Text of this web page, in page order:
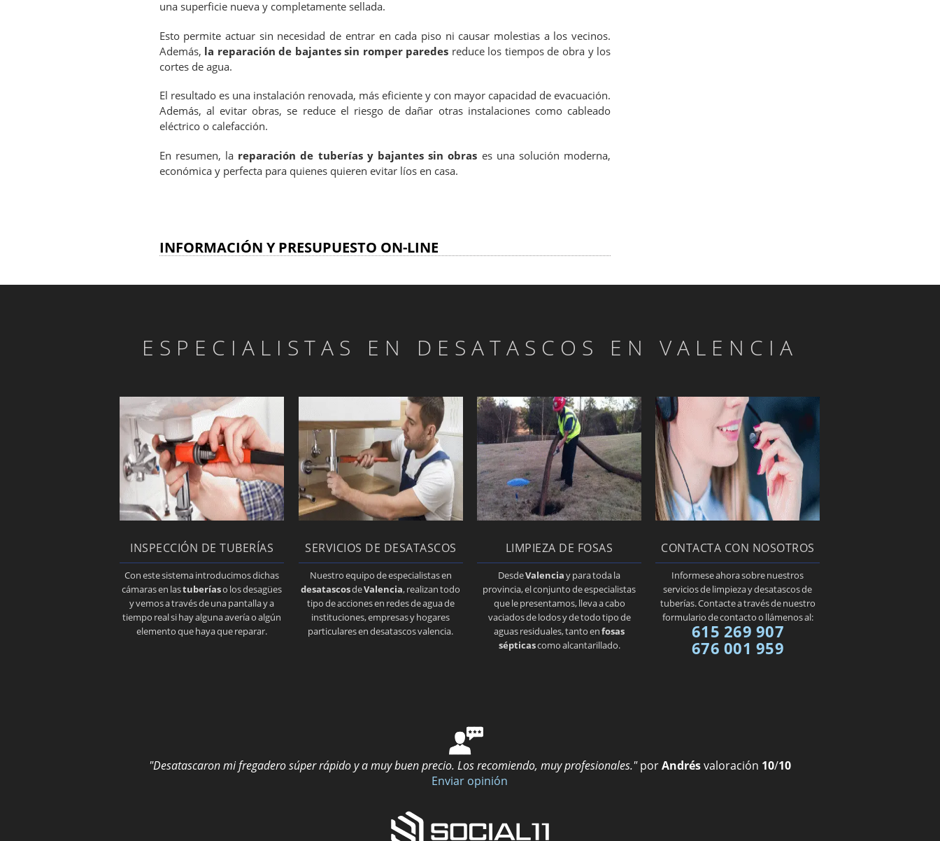
una superficie nueva y completamente sellada.
Esto permite actuar sin necesidad de entrar en cada piso ni causar molestias a los vecinos.
Además, la reparación de bajantes sin romper paredes reduce los tiempos de obra y los
cortes de agua.
El resultado es una instalación renovada, más eficiente y con mayor capacidad de evacuación.
Además, al evitar obras, se reduce el riesgo de dañar otras instalaciones como cableado
eléctrico o calefacción.
En resumen, la reparación de tuberías y bajantes sin obras es una solución moderna,
económica y perfecta para quienes quieren evitar líos en casa.
INFORMACIÓN Y PRESUPUESTO ON-LINE
ESPECIALISTAS EN DESATASCOS EN VALENCIA
INSPECCIÓN DE TUBERÍAS
Con este sistema introducimos dichas
cámaras en lastuberíaso los desagües
y vemos a través de una pantalla y a
tiempo real si hay alguna avería o algún
elemento que haya que reparar.
SERVICIOS DE DESATASCOS
Nuestro equipo de especialistas en
desatascosdeValencia, realizan todo
tipo de acciones en redes de agua de
instituciones, empresas y hogares
particulares en desatascos valencia.
LIMPIEZA DE FOSAS
DesdeValenciay para toda la
provincia, el conjunto de especialistas
que le presentamos, lleva a cabo
vaciados de lodos y de todo tipo de
aguas residuales, tanto enfosas
sépticascomo alcantarillado.
CONTACTA CON NOSOTROS
Informese ahora sobre nuestros
servicios de limpieza y desatascos de
tuberías. Contacte a través de nuestro
formulario de contacto o llámenos al:
615 269 907
676 001 959
"Desatascaron mi fregadero súper rápido y a muy buen precio. Los recomiendo, muy profesionales." porAndrésvaloración 10/10
Enviar opinión